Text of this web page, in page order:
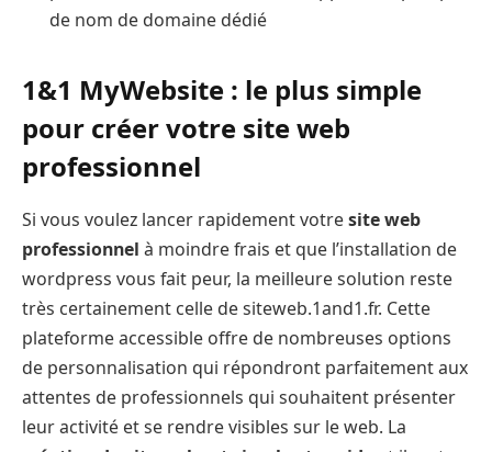
de nom de domaine dédié
1&1 MyWebsite : le plus simple
pour créer votre site web
professionnel
Si vous voulez lancer rapidement votresite web
professionnel à moindre frais et que l’installation de
wordpress vous fait peur, la meilleure solution reste
très certainement celle de siteweb.1and1.fr. Cette
plateforme accessible offre de nombreuses options
de personnalisation qui répondront parfaitement aux
attentes de professionnels qui souhaitent présenter
leur activité et se rendre visibles sur le web. La